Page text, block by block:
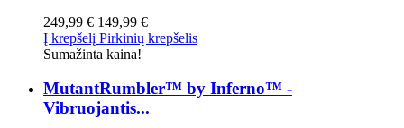
249,99 € 149,99 €
Į krepšelį Pirkinių krepšelis
Sumažinta kaina!
MutantRumbler™ by Inferno™ -
Vibruojantis...